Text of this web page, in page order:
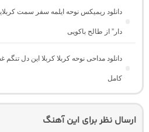
دانلود ریمیکس نوحه ایلمه سفر سمت
دار” از طالح باکویی
دانلود مداحی نوحه کربلا کربلا این دل
کامل
ارسال نظر برای این آهنگ